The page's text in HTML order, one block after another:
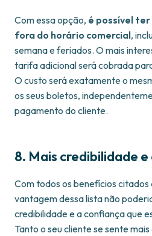
Com essa opção, é possível
fora do horário comercial,
semana e feriados. O mais
tarifa adicional será cobrada
O custo será exatamente o
os seus boletos,
pagamento do cliente.
8. Mais credibilidade
Com todos os benefícios citados
vantagem dessa lista não
credibilidade e a confiança que
Tanto o seu cliente se sente